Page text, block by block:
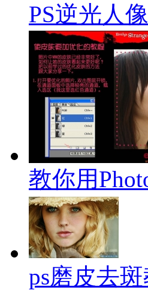
PS逆光人
教你用
ps磨皮去